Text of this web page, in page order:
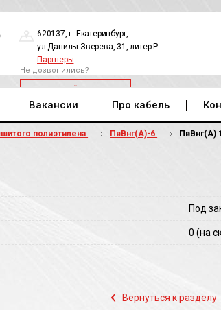
620137, г. Екатеринбург,
ул.Данилы Зверева, 31, литер Р
Партнеры
Не дозвонились?
ОБРАТНЫЙ ЗВОНОК
Вакансии Про кабель
полиэтилена ПвВнг(А)-6 ПвВнг(A)
Под
0 (на
‹ Вернуться к разделу